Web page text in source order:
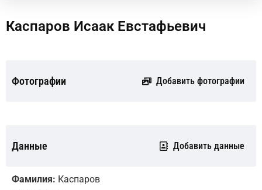
Каспаров Исаак Евстафьевич
Фотографии Добавить фотографии
Данные Добавить данные
Фамилия: Каспаров